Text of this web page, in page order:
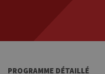
PROGRAMME DÉTAILLÉ